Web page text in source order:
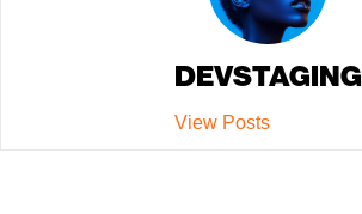
DEVSTAGING
View Posts